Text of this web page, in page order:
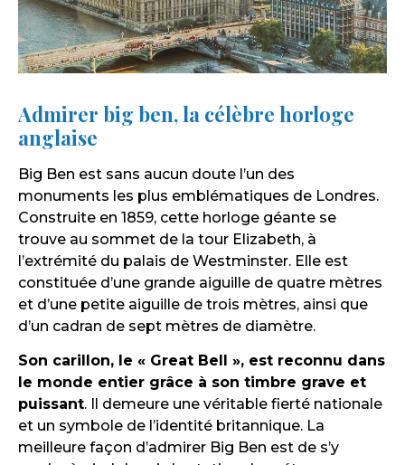
Admirer big ben, la célèbre horloge
anglaise
Big Ben est sans aucun doute l’un des
monuments les plus emblématiques de Londres.
Construite en 1859, cette horloge géante se
trouve au sommet de la tour Elizabeth, à
l’extrémité du palais de Westminster. Elle est
constituée d’une grande aiguille de quatre mètres
et d’une petite aiguille de trois mètres, ainsi que
d’un cadran de sept mètres de diamètre.
Son carillon, le « Great Bell », est reconnu dans
le monde entier grâce à son timbre grave et
puissant. Il demeure une véritable fierté nationale
et un symbole de l’identité britannique. La
meilleure façon d’admirer Big Ben est de s’y